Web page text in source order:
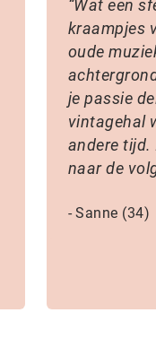
Wat een
kraampjes
oude
je passie
vintagehal
andere
naar de
Sanne (34)